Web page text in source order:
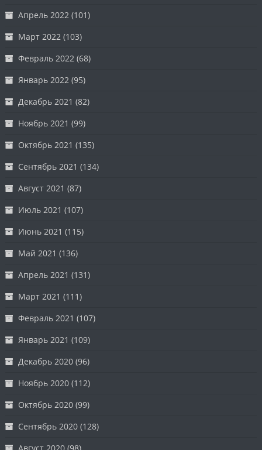
Апрель 2022 (101)
Март 2022 (103)
Февраль 2022 (68)
Январь 2022 (95)
Декабрь 2021 (82)
Ноябрь 2021 (99)
Октябрь 2021 (135)
Сентябрь 2021 (134)
Август 2021 (87)
Июль 2021 (107)
Июнь 2021 (115)
Май 2021 (136)
Апрель 2021 (131)
Март 2021 (111)
Февраль 2021 (107)
Январь 2021 (109)
Декабрь 2020 (96)
Ноябрь 2020 (112)
Октябрь 2020 (99)
Сентябрь 2020 (128)